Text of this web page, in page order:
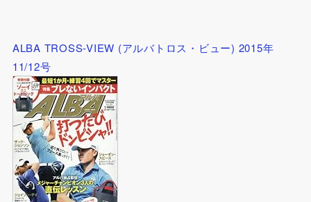
ALBA TROSS-VIEW (アルバトロス・ビュー) 2015年
11/12号